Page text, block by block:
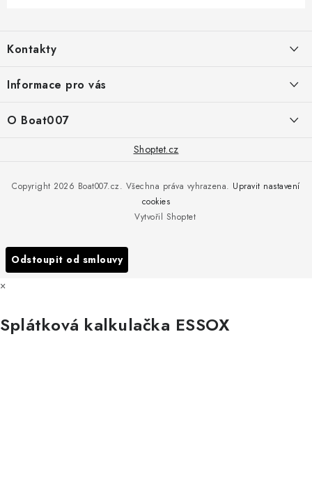
p
a
Kontakty
+420 775 473 808
PŘÍJEM/VÝDEJ/SERVIS zakázek
Informace pro vás
Obchodní podmínky
Podmínky ochrany osobních údajů
O Boat007
Všechny značky
Shoptet.cz
Vytvořil Shoptet
Copyright 2026 Boat007.cz. Všechna práva vyhrazena. Upravit nastavení
cookies
Odstoupit od smlouvy
×
Splátková kalkulačka ESSOX